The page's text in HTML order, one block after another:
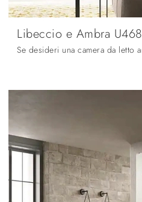
Libeccio e Ambra U468